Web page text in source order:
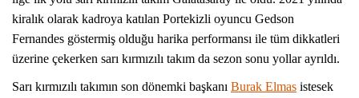
kiralık olarak kadroya katılan Portekizli oyuncu Gedson
Fernandes göstermiş olduğu harika performansı ile tüm dikkatleri
üzerine çekerken sarı kırmızılı takım da sezon sonu yollar ayrıldı.
Sarı kırmızılı takımın son dönemki başkanı Burak Elmas istesek